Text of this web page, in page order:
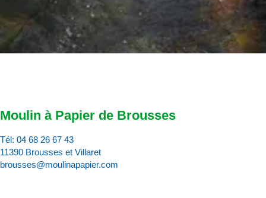
Moulin à Papier de Brousses
Tél: 04 68 26 67 43
11390 Brousses et Villaret
brousses@moulinapapier.com